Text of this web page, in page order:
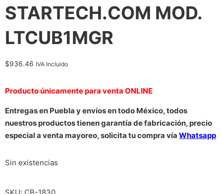
STARTECH.COM MOD.
LTCUB1MGR
$936.46 IVA Incluido
Producto únicamente para venta ONLINE
Entregas en Puebla y envíos en todo México, todos
nuestros productos tienen garantía de fabricación, precio
especial a venta mayoreo, solicita tu compra vía Whatsapp
Sin existencias